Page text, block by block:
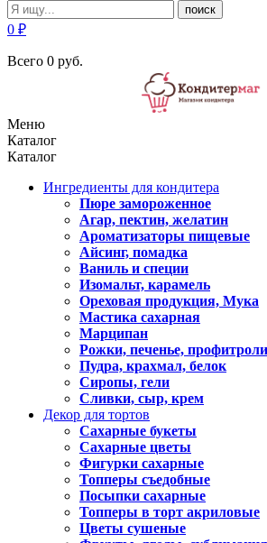
поиск
0 ₽
Всего 0 руб.
Меню
Каталог
Каталог
Ингредиенты для кондитера
Пюре замороженное
Агар, пектин, желатин
Ароматизаторы пищевые
Айсинг, помадка
Ваниль и специи
Изомальт, карамель
Ореховая продукция, Мука
Мастика сахарная
Марципан
Рожки, печенье, профитроли
Пудра, крахмал, белок
Сиропы, гели
Сливки, сыр, крем
Декор для тортов
Сахарные букеты
Сахарные цветы
Фигурки сахарные
Топперы съедобные
Посыпки сахарные
Топперы в торт акриловые
Цветы сушеные